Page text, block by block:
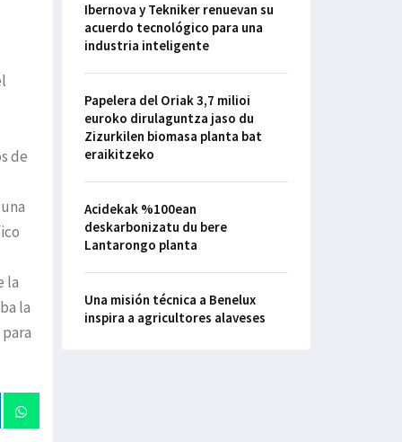
de
la
la
Ibernova y Tekniker renuevan su
acuerdo tecnológico para una
industria inteligente
Papelera del Oriak 3,7 milioi
euroko dirulaguntza jaso du
Zizurkilen biomasa planta bat
eraikitzeko
Acidekak %100ean
deskarbonizatu du bere
Lantarongo planta
Una misión técnica a Benelux
inspira a agricultores alaveses